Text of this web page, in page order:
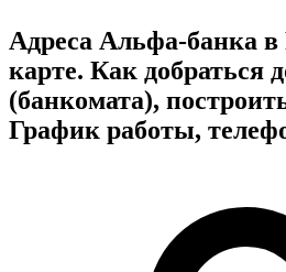
Адреса Альфа-банка
карте. Как добраться
(банкомата),
График работы,